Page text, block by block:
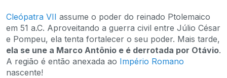
Cleópatra VII assume o poder do reinado Ptolemaico
em 51 a.C. Aproveitando a guerra civil entre Júlio César
e Pompeu, ela tenta fortalecer o seu poder. Mais tarde,
ela se une a Marco Antônio e é derrotada por Otávio.
A região é então anexada ao Império Romano
nascente!